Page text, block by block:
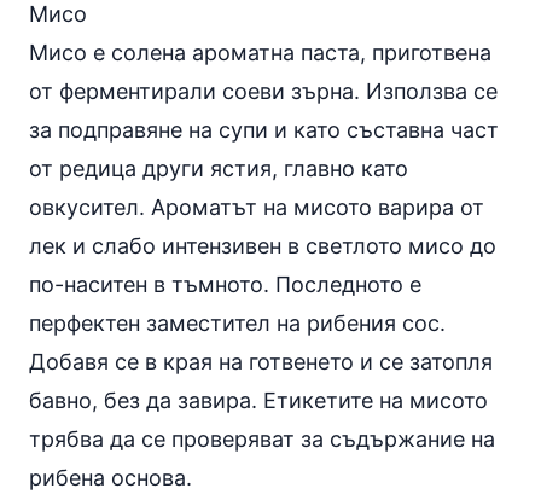
Мисо
Мисо е солена ароматна паста, приготвена
от ферментирали соеви зърна. Използва се
за подправяне на супи и като съставна част
от редица други ястия, главно като
овкусител. Ароматът на мисото варира от
лек и слабо интензивен в светлото мисо до
по-наситен в тъмното. Последното е
перфектен заместител на рибения сос.
Добавя се в края на готвенето и се затопля
бавно, без да завира. Етикетите на мисото
трябва да се проверяват за съдържание на
рибена основа.